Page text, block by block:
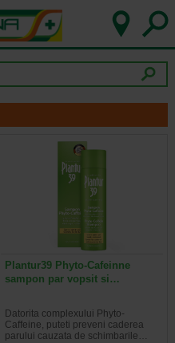
Plantur39 Phyto-Cafeinne
sampon par vopsit si…
Datorita complexului Phyto-
Caffeine, puteti preveni caderea
parului cauzata de schimbarile…